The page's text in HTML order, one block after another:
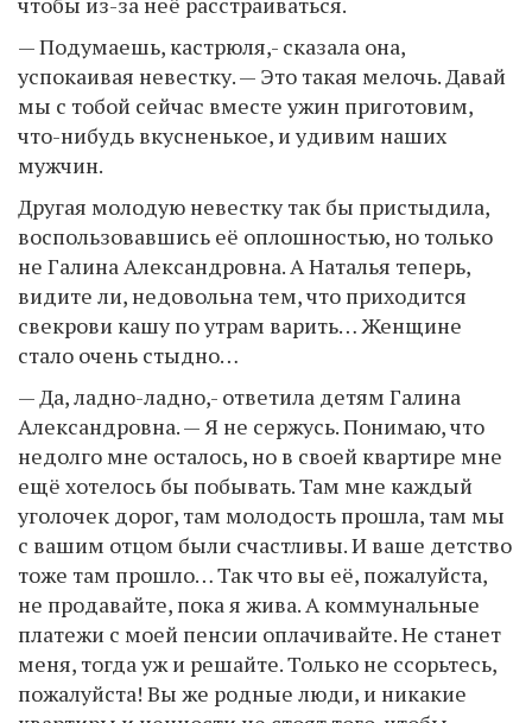
— Подумаешь, кастрюля,- сказала она,
успокаивая невестку. — Это такая мелочь. Давай
мы с тобой сейчас вместе ужин приготовим,
что-нибудь вкусненькое, и удивим наших
мужчин.
Другая молодую невестку так бы пристыдила,
воспользовавшись её оплошностью, но только
не Галина Александровна. А Наталья теперь,
видите ли, недовольна тем, что приходится
свекрови кашу по утрам варить… Женщине
стало очень стыдно…
— Да, ладно-ладно,- ответила детям Галина
Александровна. — Я не сержусь. Понимаю, что
недолго мне осталось, но в своей квартире мне
ещё хотелось бы побывать. Там мне каждый
уголочек дорог, там молодость прошла, там мы
с вашим отцом были счастливы. И ваше детство
тоже там прошло… Так что вы её, пожалуйста,
не продавайте, пока я жива. А коммунальные
платежи с моей пенсии оплачивайте. Не станет
меня, тогда уж и решайте. Только не ссорьтесь,
пожалуйста! Вы же родные люди, и никакие